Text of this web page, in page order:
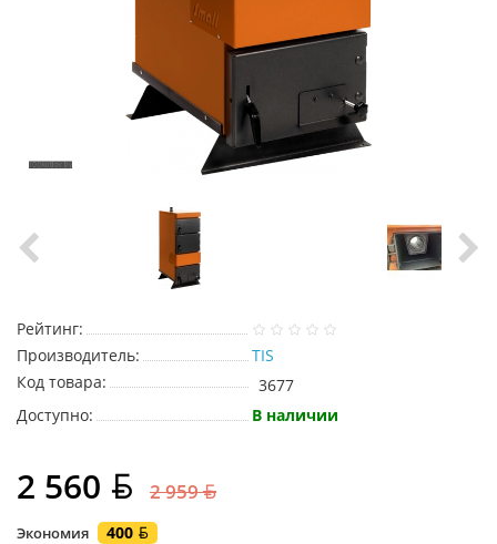
Рейтинг:
Производитель:
TIS
Код товара:
3677
Доступно:
В наличии
2 560 2 959
Экономия 400